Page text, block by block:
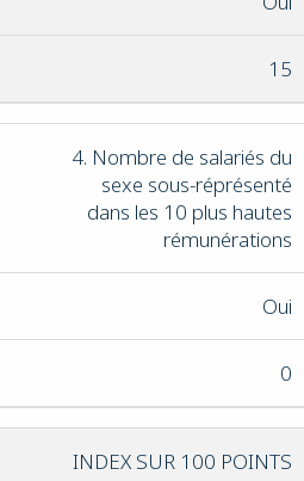
15
4. Nombre de salariés du
sexe sous-réprésenté
dans les 10 plus hautes
rémunérations
Oui
0
INDEX SUR 100 POINTS